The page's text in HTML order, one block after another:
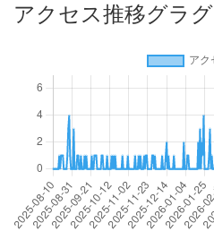
アクセス推移グラグ